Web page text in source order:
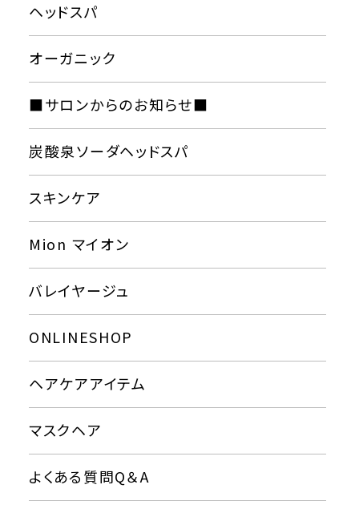
ヘッドスパ
オーガニック
■サロンからのお知らせ■
炭酸泉ソーダヘッドスパ
スキンケア
Mion マイオン
バレイヤージュ
ONLINESHOP
ヘアケアアイテム
マスクヘア
よくある質問Q＆A